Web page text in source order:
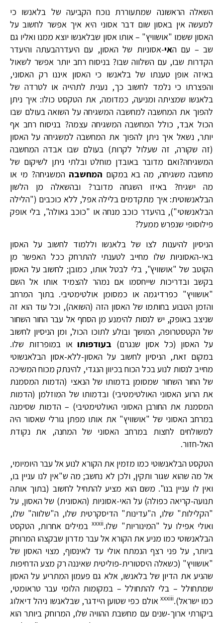
השאלה הראשונה שמתעוררת נוכח הקביעה של בלאנשו כי
למעשה אין באסון שום דבר אסוני היא איך אפשר לחשוב על
האסון ששמו "אושוויץ" – אותו אסון שבלאנשו יוצא ממנו ואליו גם
שב – עם האי-אסוניות של האסון, עם היעדרהבעתה והיעדר
הקדרות שבו, עם השלווה שבו? בניסוח רחב יותר אפשר לשאול
באיזה אופן טענתו של בלאנשו כי האסון איננו רק האסוני,
והפצרתו כי נלמד לחשוב כך, נענית לתהייה או לטרדה של
בלאנשו שמציתה ומניעה, כמדומה, את הטקסט כולו: איך ניתן
להפוך את המחשבה למחשבה המשגיחה על השואה בעולם שבו
הכול אבד, כולל המחשבה המשגיחה עצמה? בניסוח רחב אף
יותר, נשאל איך ניתן להפוך את המחשבה למשגיחה על האסון
(זה שקורה, זה שעלול לקרות) בעולם שבו אבדה המחשבה
המשגיחה?ואם מדובר באובדן מוחלט ובלתי ניתן לשיקום של
מחשבה משגיחה, מה בא במקום המחשבההמשגיחה? מי או
מה ישגיח? באיזו השגחה מדובר? ובהשאלה מן הלשון
הבלאנשוטית: איך מתקדמים בלילה אפל, ללא כוכבים ("הלילה
הבלאנשוטי"), בהיעדר כוכב מנחה או "כוכב גאולה", בלי אופק
פילוסופי שנפרש ממעל?
הניסיון להיענות לצו של בלאנשו וללמוד לחשוב על האסון
באי-האסוניות שלו מחייב לטענתי להתרחק ככל האפשר מן
הקוטב של "אושוויץ", בלי לבטל אותו, כמובן; לחשוב על האסון
בקשב ובדריכות שייחסמו אם נמהר להצמיד אותו אל השם
"אושוויץ" כפרדיגמה או כמסומן אולטימטיבי. בתוך המרחב
והזמן הטבוע בחותמו של האסון הזה (השואה), וכל עוד הוא זה
שניצב באופק, יש לנסות להימנע מן הסחף אל עבר החור השחור
של הקטסטרופה, המושך ובולע לתוכו הכול, ומן הניסיון לחשוב
על האסון (כל אסון שנגרם) בעודפותואו במופרזות שלו.
במקום זאת, הניסיון לחשוב על האסון-ללא-אסון הבלאנשוטי
מחייב לנסות לנוע בכל הכוח בכיוון הנגדי, להינתק מכוח המשיכה
של החור השחור שמסומן בדמותו של הנאצי (הדמות המסמנת
את הרוע האסוני האולטימטיבי) ובדמותו של המוזלמן (הדמות
המסמנת את החורבן האסוני האולטימטיבי) – הדמות שסימנה
במרחב האסוני של "אושוויץ" את אותו מפתן גורלי שאסור היה
למשולחים לחצות במרחב האסוני של המחנה, את נקודת
האל-חזור.
הטקסט הבלאנשוטי כמו מזמין את הקורא לנוע אל עבר היומיומי,
אל מה שהוא שגור ותקין, ולכן לא נחשב; מה ש"אין לנו עניין בו,
ואין לו עניין בנו". משם הוא מציע להתחיל לחשוב (בתוך אותה
תנועה-קריאה כפולה) על האי-אסוניות (האסונית) של האסון, על
"הקלילות" שלו, ה"עדינות" הדיסקרטית שלו, ה"שלווה" שלו,
ואולי אפילו על "המינוריות" שלו.xxxiiבמילים אחרות, הטקסט
הבלאנשוטי כמו מניע את הקורא אל עבר מדרון שבקצהו המרוחק
ביותר, על פני רצף הנמתח אולי עד לאינסוף, מצוי האסון של
"אושוויץ" (כשאלה היסטורית-פוליטית שאיננה רק מצע הדחיפות
שהניע את הדיון של בלאנשו, אלא גם פעמון המתריע על האסון
שמתחולל – בלי להתחולל – במקומות הלומי עבר טראומטי,
כמו ישראל).xxxiii אולם כפי שטוען היידגר, שבלאנשו ניהל דיאלוג
ביקורתי ארוך-שנים עם מחשבת ההוויה שלו, המרוחק ביותר הוא